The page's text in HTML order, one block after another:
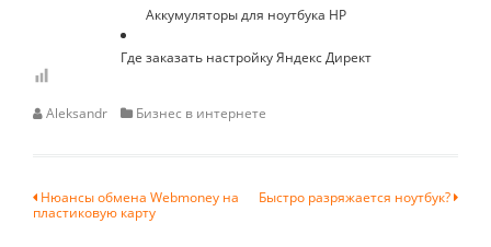
Аккумуляторы для ноутбука HP
Где заказать настройку Яндекс Директ
Aleksandr Бизнес в интернете
Навигация
Нюансы обмена Webmoney на
пластиковую карту
Быстро разряжается ноутбук?